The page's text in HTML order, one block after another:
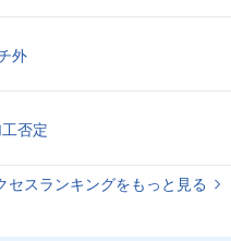
外
否定
セスランキングをもっと見る